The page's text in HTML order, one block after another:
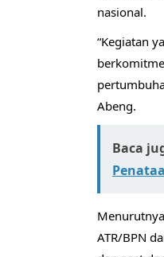
nasional.
“Kegiatan
Abeng.
Baca
ATR/BPN